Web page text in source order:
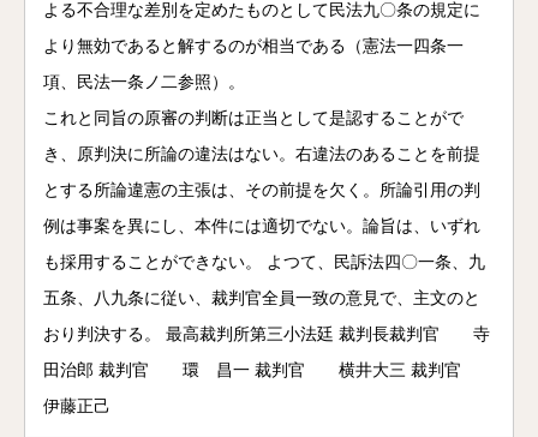
よる不合理な差別を定めたものとして民法九〇条の規定に
より無効であると解するのが相当である（憲法一四条一
項、民法一条ノ二参照）。
これと同旨の原審の判断は正当として是認することがで
き、原判決に所論の違法はない。右違法のあることを前提
とする所論違憲の主張は、その前提を欠く。所論引用の判
例は事案を異にし、本件には適切でない。論旨は、いずれ
も採用することができない。 よつて、民訴法四〇一条、九
五条、八九条に従い、裁判官全員一致の意見で、主文のと
おり判決する。 最高裁判所第三小法廷 裁判長裁判官 寺
田治郎 裁判官 環 昌一 裁判官 横井大三 裁判官
伊藤正己